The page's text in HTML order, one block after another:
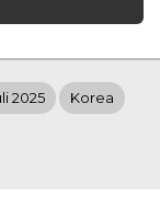
2025 Korea